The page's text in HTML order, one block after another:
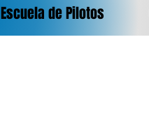
Escuela de Pilotos